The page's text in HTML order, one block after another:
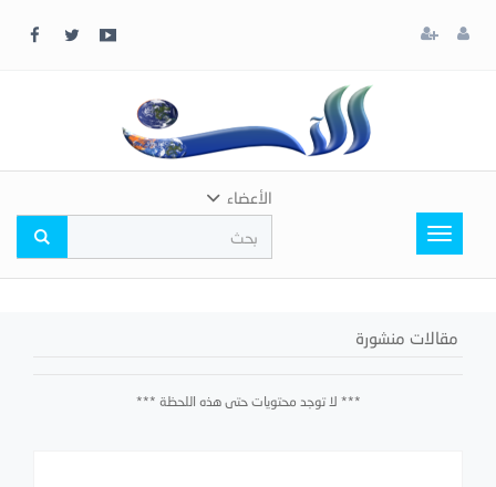
Toggle
navigation
الأعضاء
مقالات منشورة
*** لا توجد محتويات حتى هذه اللحظة ***